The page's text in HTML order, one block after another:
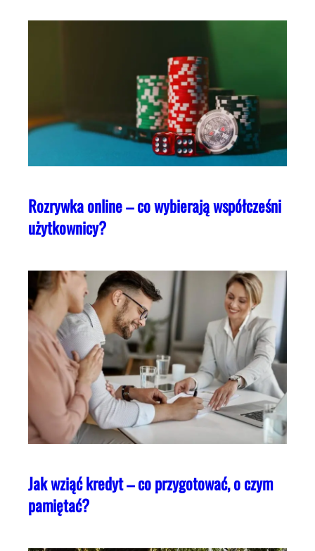
Rozrywka online – co wybierają współcześni
użytkownicy?
Jak wziąć kredyt – co przygotować, o czym
pamiętać?